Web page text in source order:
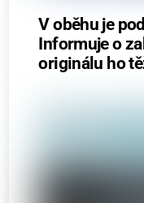
V oběhu je
Informuje o
originálu ho